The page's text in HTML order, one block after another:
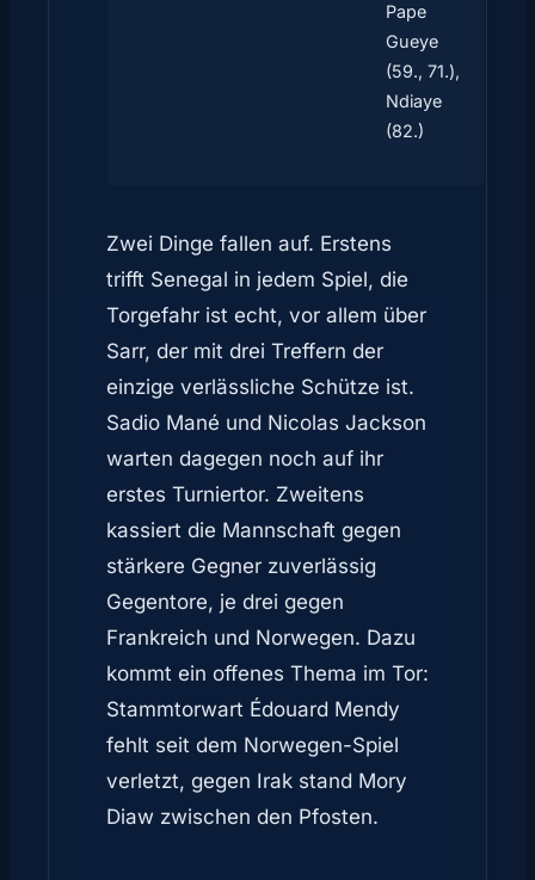
Pape
Gueye
(59., 71.),
Ndiaye
(82.)
Zwei Dinge fallen auf. Erstens
trifft Senegal in jedem Spiel, die
Torgefahr ist echt, vor allem über
Sarr, der mit drei Treffern der
einzige verlässliche Schütze ist.
Sadio Mané und Nicolas Jackson
warten dagegen noch auf ihr
erstes Turniertor. Zweitens
kassiert die Mannschaft gegen
stärkere Gegner zuverlässig
Gegentore, je drei gegen
Frankreich und Norwegen. Dazu
kommt ein offenes Thema im Tor:
Stammtorwart Édouard Mendy
fehlt seit dem Norwegen-Spiel
verletzt, gegen Irak stand Mory
Diaw zwischen den Pfosten.